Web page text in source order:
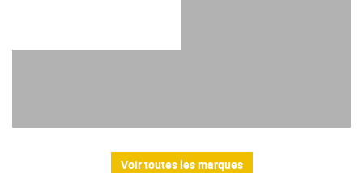
Voir toutes les marques